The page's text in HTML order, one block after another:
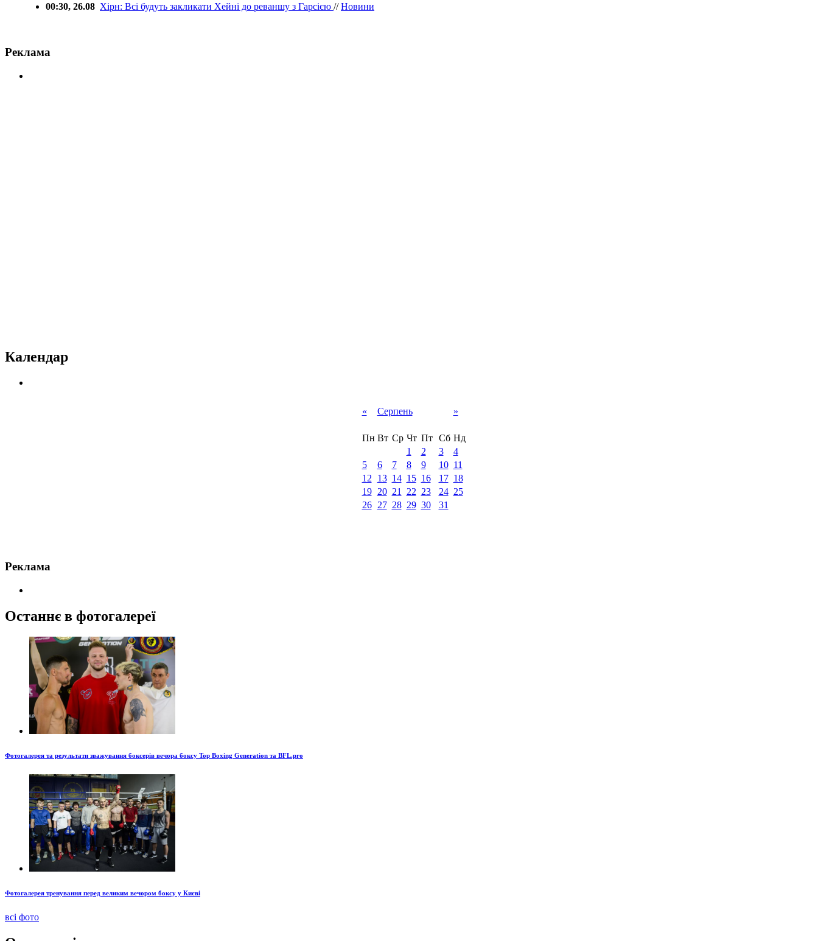
00:30, 26.08 Хірн: Всі будуть закликати Хейні до реваншу з Гарсією //Новини
Реклама
Календар
« Серпень »
Пн Вт Ср Чт Пт Сб Нд
1
2 3
4
5
6 7 8 9 10 11
12
13 14 15 16 17 18
19
20 21 22 23 24 25
26
27 28 29 30 31
Реклама
Останнє в фотогалереї
Фотогалерея та результати зважування боксерів вечора боксу Top Boxing Generation та BFL.pro
Фотогалерея тренування перед великим вечором боксу у Києві
всі фото